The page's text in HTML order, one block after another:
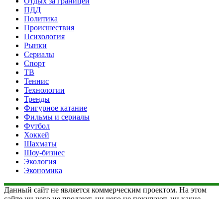
ПДД
Политика
Происшествия
Психология
Рынки
Сериалы
Спорт
ТВ
Теннис
Технологии
Тренды
Фигурное катание
Фильмы и сериалы
Футбол
Хоккей
Шахматы
Шоу-бизнес
Экология
Экономика
Данный сайт не является коммерческим проектом. На этом